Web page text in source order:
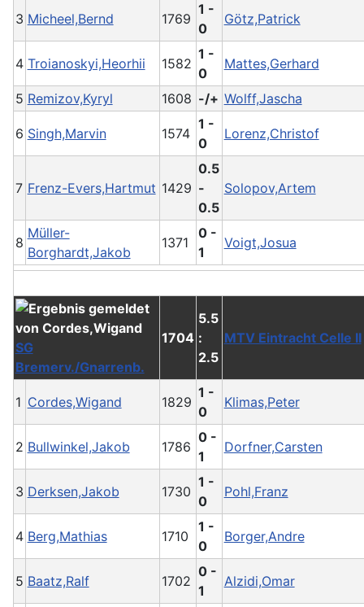
3 Micheel,Bernd 1769
1 -
0
Götz,Patrick
4 Troianoskyi,Heorhii 1582
1 -
0
Mattes,Gerhard
5 Remizov,Kyryl 1608 -/+ Wolff,Jascha
6 Singh,Marvin 1574
1 -
0
Lorenz,Christof
7 Frenz-Evers,Hartmut 1429
0.5
-
0.5
Solopov,Artem
8
Müller-
Borghardt,Jakob
1371
0 -
1
Voigt,Josua
SG
Bremerv./Gnarrenb.
1704
5.5
:
2.5
MTV Eintracht Celle II
1 Cordes,Wigand 1829
1 -
0
Klimas,Peter
2 Bullwinkel,Jakob 1786
0 -
1
Dorfner,Carsten
3 Derksen,Jakob 1730
1 -
0
Pohl,Franz
4 Berg,Mathias 1710
1 -
0
Borger,Andre
5 Baatz,Ralf 1702
0 -
1
Alzidi,Omar